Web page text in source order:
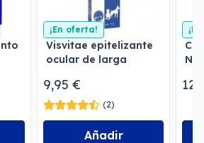
¡En oferta!
Visvitae epitelizante
ocular de larga
9,95 €
(2)
Añadir